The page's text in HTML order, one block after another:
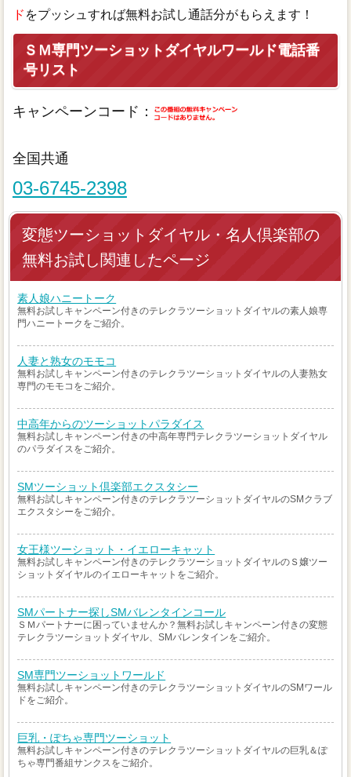
ド をプッシュすれば無料お試し通話分がもらえます！
ＳＭ専門ツーショットダイヤルワールド電話番
号リスト
キャンペーンコード：
全国共通
03-6745-2398
変態ツーショットダイヤル・名人倶楽部の
無料お試し関連したページ
素人娘ハニートーク
無料お試しキャンペーン付きのテレクラツーショットダイヤルの素人娘専
門ハニートークをご紹介。
人妻と熟女のモモコ
無料お試しキャンペーン付きのテレクラツーショットダイヤルの人妻熟女
専門のモモコをご紹介。
中高年からのツーショットパラダイス
無料お試しキャンペーン付きの中高年専門テレクラツーショットダイヤル
のパラダイスをご紹介。
SMツーショット倶楽部エクスタシー
無料お試しキャンペーン付きのテレクラツーショットダイヤルのSMクラブ
エクスタシーをご紹介。
女王様ツーショット・イエローキャット
無料お試しキャンペーン付きのテレクラツーショットダイヤルのＳ嬢ツー
ショットダイヤルのイエローキャットをご紹介。
SMパートナー探しSMバレンタインコール
ＳＭパートナーに困っていませんか？無料お試しキャンペーン付きの変態
テレクラツーショットダイヤル、SMバレンタインをご紹介。
SM専門ツーショットワールド
無料お試しキャンペーン付きのテレクラツーショットダイヤルのSMワール
ドをご紹介。
巨乳・ぽちゃ専門ツーショット
無料お試しキャンペーン付きのテレクラツーショットダイヤルの巨乳＆ぽ
ちゃ専門番組サンクスをご紹介。